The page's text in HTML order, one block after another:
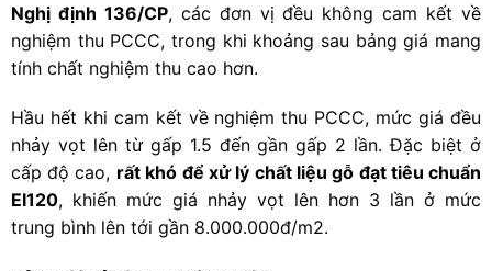
Nghị định 136/CP, các đơn vị đều không cam kết về
nghiệm thu PCCC, trong khi khoảng sau bảng giá mang
tính chất nghiệm thu cao hơn.
Hầu hết khi cam kết về nghiệm thu PCCC, mức giá đều
nhảy vọt lên từ gấp 1.5 đến gần gấp 2 lần. Đặc biệt ở
cấp độ cao, rất khó để xử lý chất liệu gỗ đạt tiêu chuẩn
EI120, khiến mức giá nhảy vọt lên hơn 3 lần ở mức
trung bình lên tới gần 8.000.000đ/m2.